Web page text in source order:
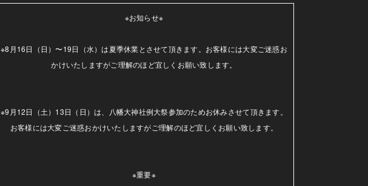
※お知らせ※
※8月16日（日）〜19日（水）は夏季休業とさせて頂きます。お客様には大変ご迷惑お
かけいたしますがご理解のほど宜しくお願い致します。
※9月12日（土）13日（日）は、八幡大神社例大祭参加のためお休みさせて頂きます。
お客様には大変ご迷惑おかけいたしますがご理解のほど宜しくお願い致します。
※重要※